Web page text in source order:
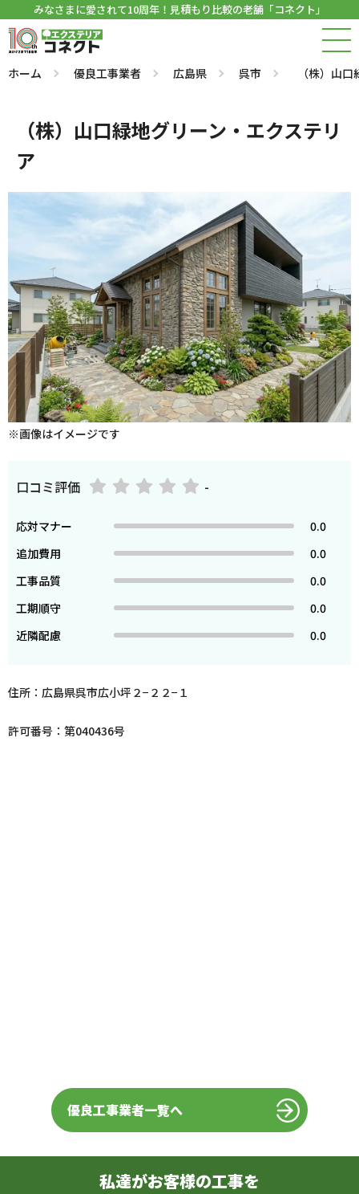
みなさまに愛されて10周年！見積もり比較の老舗「コネクト」
ホーム 優良工事業者 広島県 呉市 （株）山
（株）山口緑地グリーン・エクステリ
ア
※画像はイメージです
口コミ評価 -
応対マナー
0.0
追加費用
0.0
工事品質
0.0
工期順守
0.0
近隣配慮
0.0
住所：広島県呉市広小坪２−２２−１
許可番号：第040436号
優良工事業者一覧へ
私達がお客様の工事を